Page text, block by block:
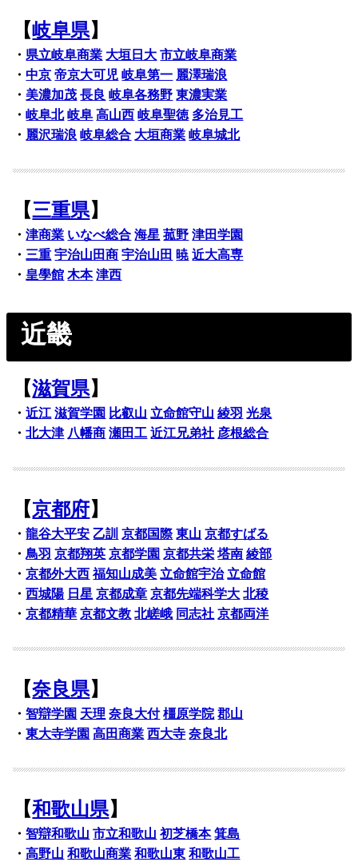
【岐阜県】
・ 県立岐阜商業 大垣日大 市立岐阜商業
・中京 帝京大可児 岐阜第一 麗澤瑞浪
・ 美濃加茂 長良 岐阜各務野 東濃実業
・岐阜北 岐阜 高山西 岐阜聖徳 多治見工
・ 麗沢瑞浪 岐阜総合 大垣商業 岐阜城北
【三重県】
・津商業 いなべ総合 海星 菰野 津田学園
・ 三重 宇治山田商 宇治山田 暁 近大高専
・ 皇學館 木本 津西
近畿
【滋賀県】
・近江 滋賀学園 比叡山 立命館守山 綾羽 光泉
・北大津 八幡商 瀬田工 近江兄弟社 彦根総合
【京都府】
・龍谷大平安 乙訓 京都国際 東山 京都すばる
・鳥羽 京都翔英 京都学園 京都共栄 塔南 綾部
・京都外大西 福知山成美 立命館宇治 立命館
・西城陽 日星 京都成章 京都先端科学大 北稜
・京都精華 京都文教 北嵯峨 同志社 京都両洋
【奈良県】
・智辯学園 天理 奈良大付 橿原学院 郡山
・東大寺学園 高田商業 西大寺 奈良北
【和歌山県】
・智辯和歌山 市立和歌山 初芝橋本 箕島
・高野山 和歌山商業 和歌山東 和歌山工